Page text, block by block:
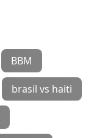
BBM
brasil vs haiti